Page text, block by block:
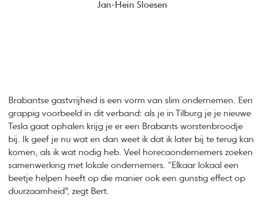
Jan-Hein Sloesen
Brabantse gastvrijheid is een vorm van slim ondernemen. Een
grappig voorbeeld in dit verband: als je in Tilburg je je nieuwe
Tesla gaat ophalen krijg je er een Brabants worstenbroodje
bij. Ik geef je nu wat en dan weet ik dat ik later bij te terug kan
komen, als ik wat nodig heb. Veel horecaondernemers zoeken
samenwerking met lokale ondernemers. “Elkaar lokaal een
beetje helpen heeft op die manier ook een gunstig effect op
duurzaamheid”, zegt Bert.